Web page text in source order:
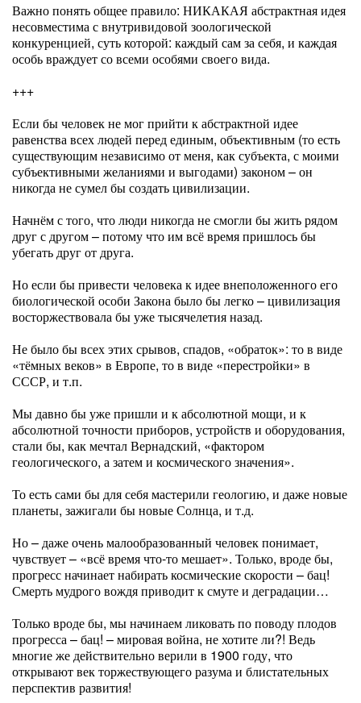
Важно понять общее правило: НИКАКАЯ абстрактная идея
несовместима с внутривидовой зоологической
конкуренцией, суть которой: каждый сам за себя, и каждая
особь враждует со всеми особями своего вида.
+++
Если бы человек не мог прийти к абстрактной идее
равенства всех людей перед единым, объективным (то есть
существующим независимо от меня, как субъекта, с моими
субъективными желаниями и выгодами) законом – он
никогда не сумел бы создать цивилизации.
Начнём с того, что люди никогда не смогли бы жить рядом
друг с другом – потому что им всё время пришлось бы
убегать друг от друга.
Но если бы привести человека к идее внеположенного его
биологической особи Закона было бы легко – цивилизация
восторжествовала бы уже тысячелетия назад.
Не было бы всех этих срывов, спадов, «обраток»: то в виде
«тёмных веков» в Европе, то в виде «перестройки» в
СССР, и т.п.
Мы давно бы уже пришли и к абсолютной мощи, и к
абсолютной точности приборов, устройств и оборудования,
стали бы, как мечтал Вернадский, «фактором
геологического, а затем и космического значения».
То есть сами бы для себя мастерили геологию, и даже новые
планеты, зажигали бы новые Солнца, и т.д.
Но – даже очень малообразованный человек понимает,
чувствует – «всё время что-то мешает». Только, вроде бы,
прогресс начинает набирать космические скорости – бац!
Смерть мудрого вождя приводит к смуте и деградации…
Только вроде бы, мы начинаем ликовать по поводу плодов
прогресса – бац! – мировая война, не хотите ли?! Ведь
многие же действительно верили в 1900 году, что
открывают век торжествующего разума и блистательных
перспектив развития!